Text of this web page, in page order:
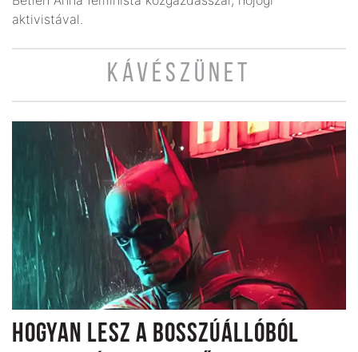
aktivistával.
KÁVÉSZÜNET
HOGYAN LESZ A BOSSZÚÁLLÓBÓL